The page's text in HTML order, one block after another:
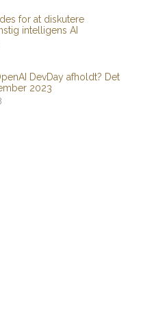
for at diskutere
intelligens AI
DevDay afholdt? Det
2023